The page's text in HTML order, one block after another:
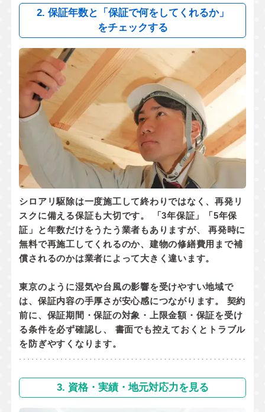
2. 保証年数と「保証で何をしてくれるか」
をチェックする
シロアリ駆除は一度施工して終わりではなく、再発リ
スクに備える保証も大切です。 「3年保証」「5年保
証」と年数だけをうたう業者もありますが、 再発時に
無料で再施工してくれるのか、 建物の修繕費用まで補
償されるのかは業者によって大きく違います。
東京のように湿気や台風の影響を受けやすい地域で
は、保証内容の手厚さが安心感につながります。 契約
前に、 保証期間・保証の対象・上限金額・保証を受け
る条件を必ず確認し、 書面でも控えておくとトラブル
を防ぎやすくなります。
3. 資格・実績・地元対応力を見る